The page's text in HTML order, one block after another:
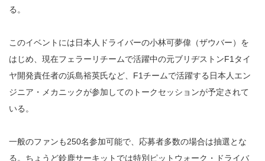
る。
このイベントには日本人ドライバーの小林可夢偉（ザウバー）を
はじめ、現在フェラーリチームで活躍中の元ブリヂストンF1タイ
ヤ開発責任者の浜島裕英氏など、F1チームで活躍する日本人エン
ジニア・メカニックが参加してのトークセッションが予定されて
いる。
一般のファンも250名参加可能で、応募者多数の場合は抽選とな
る。ちょうど鈴鹿サーキットでは特別ピットウォーク・ドライバ